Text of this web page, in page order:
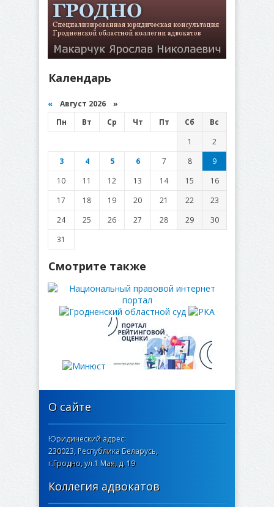
Календарь
« Август 2026 »
Пн
Вт Ср Чт Пт Сб
Вс
1
2
3
4 5 6 7 8
9
10
11 12 13 14 15
16
17
18 19 20 21 22
23
24
25 26 27 28 29
30
31
Смотрите также
О сайте
Юридический адрес:
230023, Республика Беларусь,
г.Гродно, ул.1 Мая, д. 19
Коллегия адвокатов